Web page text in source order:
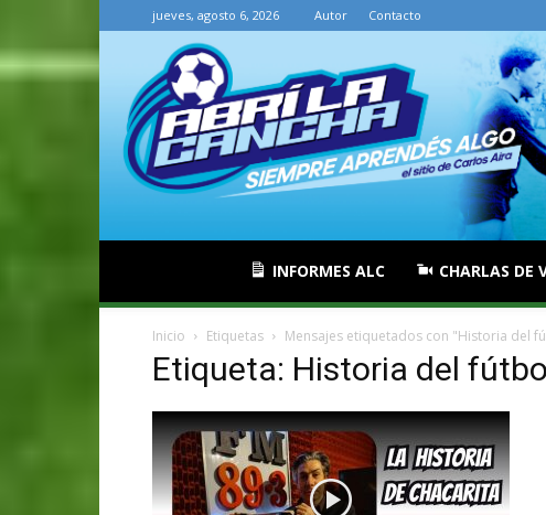
jueves, agosto 6, 2026 Autor Contacto
INFORMES ALC CHARLAS DE
Inicio Etiquetas Mensajes etiquetados con "Historia del
Etiqueta: Historia del